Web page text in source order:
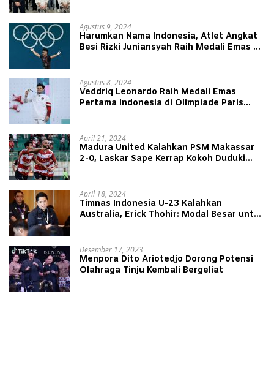
Agustus 9, 2024
Harumkan Nama Indonesia, Atlet Angkat
Besi Rizki Juniansyah Raih Medali Emas di
Agustus 8, 2024
Veddriq Leonardo Raih Medali Emas
Pertama Indonesia di Olimpiade Paris
April 21, 2024
Madura United Kalahkan PSM Makassar
2-0, Laskar Sape Kerrap Kokoh Duduki
April 18, 2024
Timnas Indonesia U-23 Kalahkan
Australia, Erick Thohir: Modal Besar untuk
Desember 17, 2023
Menpora Dito Ariotedjo Dorong Potensi
Olahraga Tinju Kembali Bergeliat